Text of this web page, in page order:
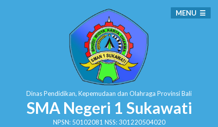
Dinas Pendidikan, Kepemudaan dan Olahraga Provinsi Bali
SMA Negeri 1 Sukawati
NPSN: 50102081 NSS: 301220504020
MENU